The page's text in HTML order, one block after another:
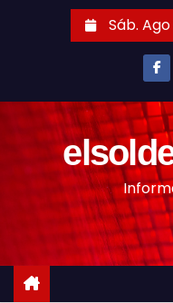
n
Sáb.